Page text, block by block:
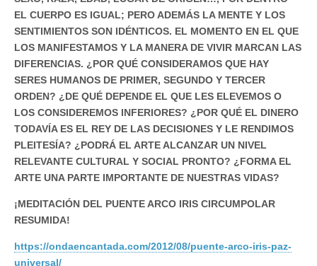
EL CUERPO ES IGUAL; PERO ADEMÁS LA MENTE Y LOS
SENTIMIENTOS SON IDÉNTICOS. EL MOMENTO EN EL QUE
LOS MANIFESTAMOS Y LA MANERA DE VIVIR MARCAN LAS
DIFERENCIAS. ¿POR QUÉ CONSIDERAMOS QUE HAY
SERES HUMANOS DE PRIMER, SEGUNDO Y TERCER
ORDEN? ¿DE QUÉ DEPENDE EL QUE LES ELEVEMOS O
LOS CONSIDEREMOS INFERIORES? ¿POR QUÉ EL DINERO
TODAVÍA ES EL REY DE LAS DECISIONES Y LE RENDIMOS
PLEITESÍA? ¿PODRÁ EL ARTE ALCANZAR UN NIVEL
RELEVANTE CULTURAL Y SOCIAL PRONTO? ¿FORMA EL
ARTE UNA PARTE IMPORTANTE DE NUESTRAS VIDAS?
¡MEDITACIÓN DEL PUENTE ARCO IRIS CIRCUMPOLAR
RESUMIDA!
https://ondaencantada.com/2012/08/puente-arco-iris-paz-
universal/